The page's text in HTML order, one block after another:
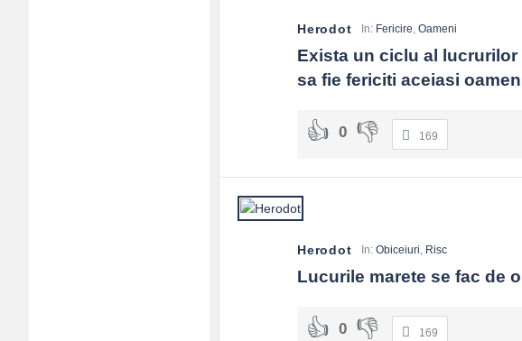
Herodot In: Fericire, Oameni
Exista un ciclu al
sa fie fericiti aceiasi
0 169
Herodot In: Obiceiuri, Risc
Lucurile marete se fac de
0 169